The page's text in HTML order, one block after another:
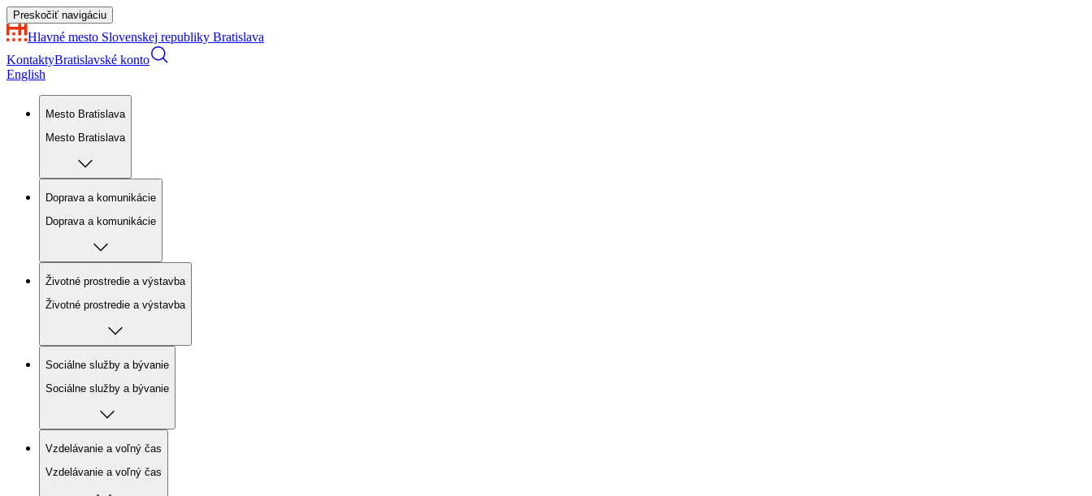
Preskočiť navigáciu
Hlavné mesto Slovenskej republiky Bratislava
KontaktyBratislavské konto
English
Mesto Bratislava
Mesto Bratislava
Doprava a komunikácie
Doprava a komunikácie
Životné prostredie a výstavba
Životné prostredie a výstavba
Sociálne služby a bývanie
Sociálne služby a bývanie
Vzdelávanie a voľný čas
Vzdelávanie a voľný čas